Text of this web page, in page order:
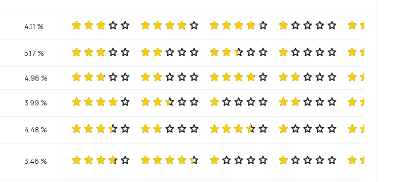
4.11 %
5.17 %
4.96 %
3.99 %
4.48 %
3.46 %